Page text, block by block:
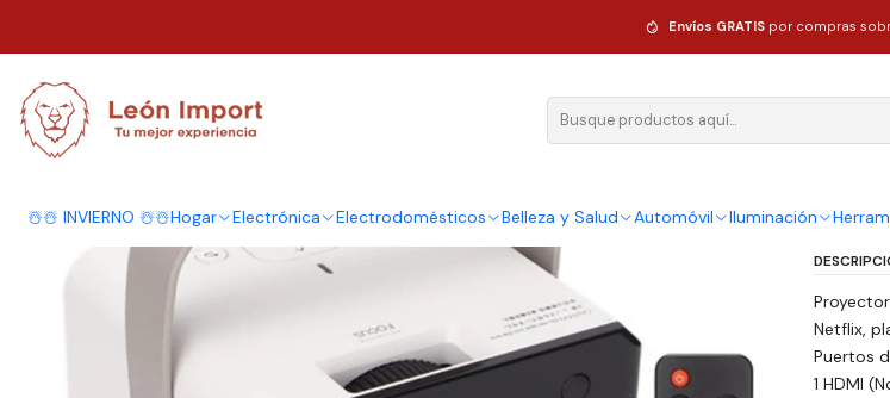
☃️☃️ INVIERNO ☃️☃️Hogar Electrónica Electrodomésticos Belleza y Salud Automóvil Iluminación
Envíos GRATIS por compras
Mini Proyector Portátil Alta Resolución Full Hd 720p
|
Cantidad
Netflix,
Puertos
1 HDMI